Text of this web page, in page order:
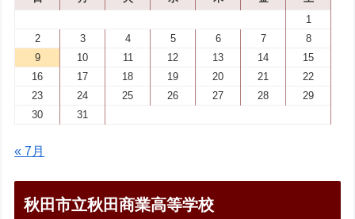
1
2
3 4 5 6 7
8
9
10 11 12 13 14
15
16
17 18 19 20 21
22
23
24 25 26 27 28
29
30
31
« 7月
秋田市立秋田商業高等学校